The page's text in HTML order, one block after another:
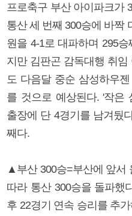
프로축구 부산 아이파크가
통산 세 번째 300승에 바짝
원을 4-1로 대파하며 295
지만 김판곤 감독대행 취
도 다음달 중순 삼성하우
를 것으로 예상된다. '작은
출장에 단 4경기를 남겨뒀
째다.
▲부산 300승=부산에 앞서
따라 통산 300승을 돌파했
후 22경기 연속 승리를 추